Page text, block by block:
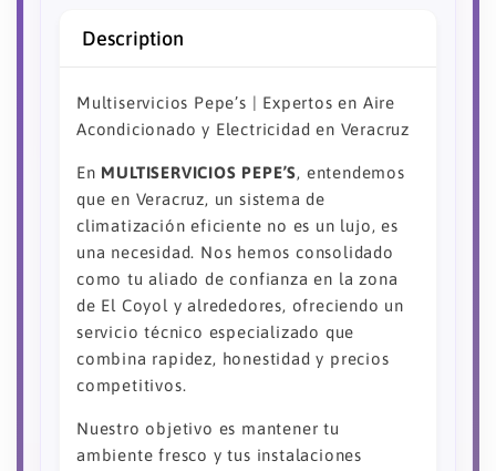
Description
Multiservicios Pepe’s | Expertos en Aire
Acondicionado y Electricidad en Veracruz
En MULTISERVICIOS PEPE’S, entendemos
que en Veracruz, un sistema de
climatización eficiente no es un lujo, es
una necesidad. Nos hemos consolidado
como tu aliado de confianza en la zona
de El Coyol y alrededores, ofreciendo un
servicio técnico especializado que
combina rapidez, honestidad y precios
competitivos.
Nuestro objetivo es mantener tu
ambiente fresco y tus instalaciones